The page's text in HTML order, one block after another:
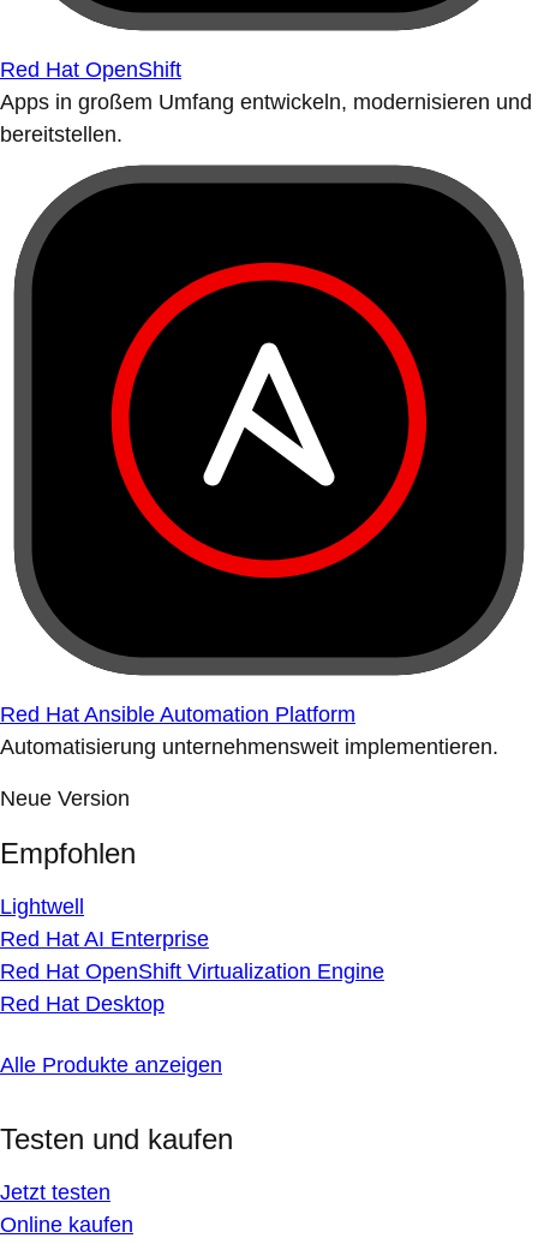
Red Hat OpenShift
Apps in großem Umfang entwickeln, modernisieren und
bereitstellen.
Red Hat Ansible Automation Platform
Automatisierung unternehmensweit implementieren.
Neue Version
Empfohlen
Lightwell
Red Hat AI Enterprise
Red Hat OpenShift Virtualization Engine
Red Hat Desktop
Alle Produkte anzeigen
Testen und kaufen
Jetzt testen
Online kaufen